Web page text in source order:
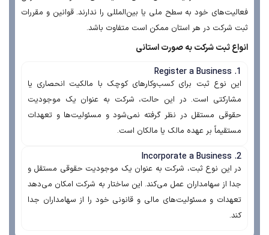
فعالیت‌های خود به سطح ملی یا بین‌المللی را ندارند. قوانین و مقررات
ثبت شرکت در هر استان ممکن است متفاوت باشد.
انواع ثبت شرکت به صورت استانی
1. Register a Business
این نوع ثبت برای کسب‌وکارهای کوچک با مالکیت انحصاری یا
مشارکتی است. در این حالت، شرکت به عنوان یک موجودیت
حقوقی مستقل در نظر گرفته نمی‌شود و مسئولیت‌ها و تعهدات
مستقیماً بر عهده مالک یا مالکان است.
2. Incorporate a Business
در این نوع ثبت، شرکت به عنوان یک موجودیت حقوقی مستقل و
جدا از سهامداران عمل می‌کند. این ساختار به شرکت امکان می‌دهد
تعهدات و مسئولیت‌های مالی و قانونی خود را از سهامداران جدا
کند.